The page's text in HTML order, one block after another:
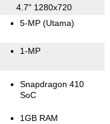
4.7" 1280x720
5-MP (Utama)
1-MP
Snapdragon 410
SoC
1GB RAM